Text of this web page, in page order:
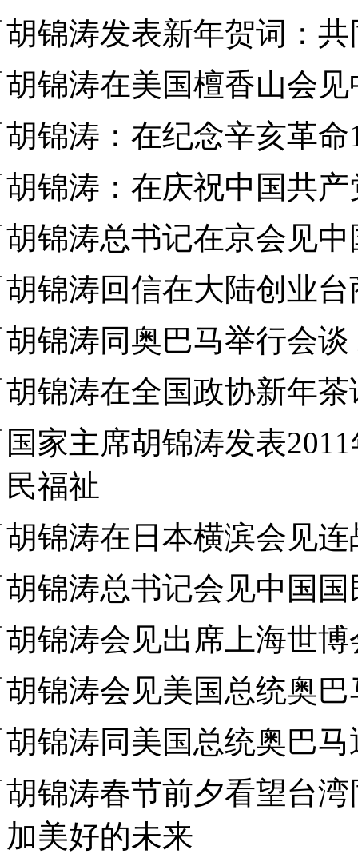
胡锦涛发表新年贺词：
胡锦涛在美国檀香山会
胡锦涛：在纪念辛亥革
胡锦涛：在庆祝中国共
胡锦涛总书记在京会见
胡锦涛回信在大陆创业
胡锦涛同奥巴马举行会
胡锦涛在全国政协新年
国家主席胡锦涛发表
民福祉
胡锦涛在日本横滨会见连
胡锦涛总书记会见中国
胡锦涛会见出席上海世
胡锦涛会见美国总统奥巴
胡锦涛同美国总统奥巴马
胡锦涛春节前夕看望台
加美好的未来